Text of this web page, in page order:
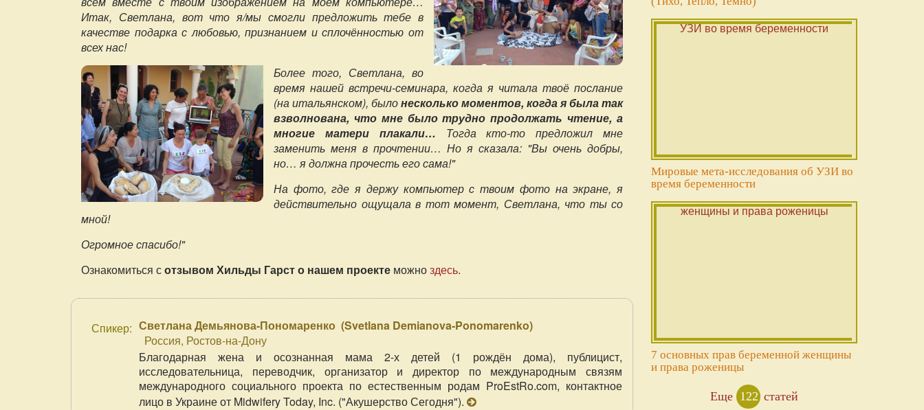
Итак, Светлана, вот что я/мы смогли предложить тебе в
качестве подарка с любовью, признанием и сплочённостью от
всех нас!
Более того, Светлана, во
время нашей встречи-семинара, когда я читала твоё послание
(на итальянском), былонесколько моментов, когда я была так
взволнована, что мне было трудно продолжать чтение, а
многие матери плакали… Тогда кто-то предложил мне
заменить меня в прочтении… Но я сказала: "Вы очень добры,
но… я должна прочесть его сама!"
На фото, где я держу компьютер с твоим фото на экране, я
действительно ощущала в тот момент, Светлана, что ты со
мной!
Огромное спасибо!"
Ознакомиться сотзывом Хильды Гарст о нашем проекте можноздесь.
Спикер: Светлана Демьянова-Пономаренко (Svetlana Demianova-Ponomarenko)
Россия, Ростов-на-Дону
Благодарная жена и осознанная мама 2-х детей (1 рождён дома), публицист,
исследовательница, переводчик, организатор и директор по международным связям
международного социального проекта по естественным родам ProEstRo.com, контактное
лицо в Украине от Midwifery Today, Inc. ("Акушерство Сегодня").
Мировые мета-исследования об УЗИ во
время беременности
7 основных прав беременной женщины
и права роженицы
Еще 122 статей